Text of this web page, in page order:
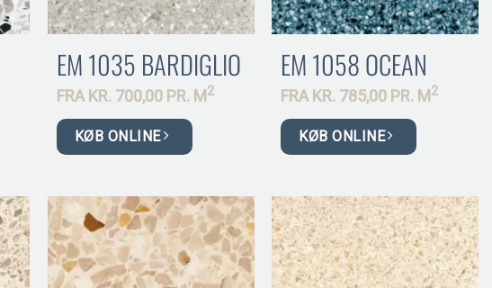
EM 1035 BARDIGLIO
FRA KR. 700,00 PR. M 2
KØB ONLINE
EM 1058 OCEAN
FRA KR. 785,00 PR. M 2
KØB ONLINE